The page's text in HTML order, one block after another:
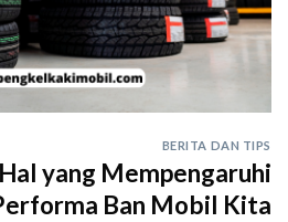
BERITA DAN TIPS
yang Mempengaruhi
Ban Mobil Kita